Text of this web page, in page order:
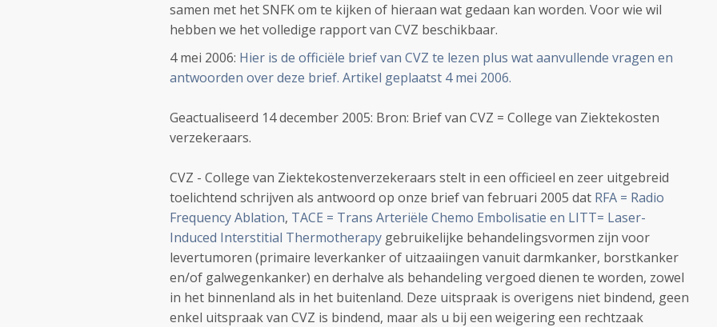
samen met het SNFK om te kijken of hieraan wat gedaan kan worden. Voor wie wil
hebben we het volledige rapport van CVZ beschikbaar.
4 mei 2006: Hier is de officiële brief van CVZ te lezen plus wat aanvullende vragen en
antwoorden over deze brief. Artikel geplaatst 4 mei 2006.
Geactualiseerd 14 december 2005: Bron: Brief van CVZ = College van Ziektekosten
verzekeraars.
CVZ - College van Ziektekostenverzekeraars stelt in een officieel en zeer uitgebreid
toelichtend schrijven als antwoord op onze brief van februari 2005 dat RFA = Radio
Frequency Ablation, TACE = Trans Arteriële Chemo Embolisatie en LITT= Laser-
Induced Interstitial Thermotherapy gebruikelijke behandelingsvormen zijn voor
levertumoren (primaire leverkanker of uitzaaiingen vanuit darmkanker, borstkanker
en/of galwegenkanker) en derhalve als behandeling vergoed dienen te worden, zowel
in het binnenland als in het buitenland. Deze uitspraak is overigens niet bindend, geen
enkel uitspraak van CVZ is bindend, maar als u bij een weigering een rechtzaak